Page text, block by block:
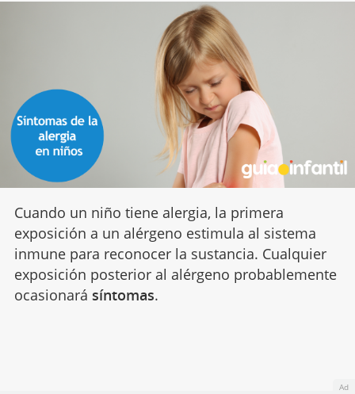
Cuando un niño tiene alergia, la primera
exposición a un alérgeno estimula al sistema
inmune para reconocer la sustancia. Cualquier
exposición posterior al alérgeno probablemente
ocasionará síntomas.
Ad